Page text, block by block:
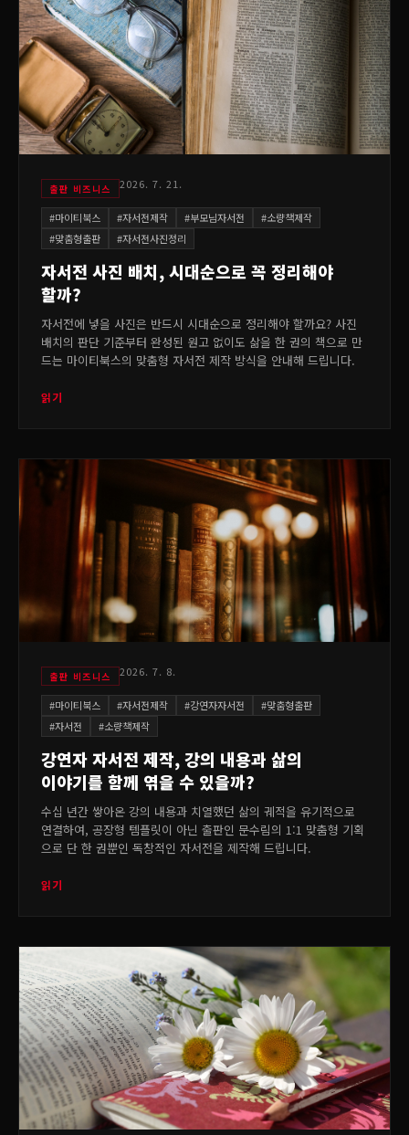
출판 비즈니스 2026. 7. 21.
#마이티북스 #자서전제작 #부모님자서전 #소량책제작
#맞춤형출판 #자서전사진정리
자서전 사진 배치, 시대순으로 꼭 정리해야
할까?
자서전에 넣을 사진은 반드시 시대순으로 정리해야 할까요? 사진
배치의 판단 기준부터 완성된 원고 없이도 삶을 한 권의 책으로 만
드는 마이티북스의 맞춤형 자서전 제작 방식을 안내해 드립니다.
읽기
출판 비즈니스 2026. 7. 8.
#마이티북스 #자서전제작 #강연자자서전 #맞춤형출판
#자서전 #소량책제작
강연자 자서전 제작, 강의 내용과 삶의
이야기를 함께 엮을 수 있을까?
수십 년간 쌓아온 강의 내용과 치열했던 삶의 궤적을 유기적으로
연결하여, 공장형 템플릿이 아닌 출판인 문수림의 1:1 맞춤형 기획
으로 단 한 권뿐인 독창적인 자서전을 제작해 드립니다.
읽기